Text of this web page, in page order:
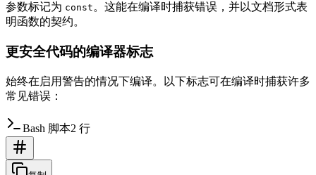
参数标记为 const。这能在编译时捕获错误，并以文档形式表
明函数的契约。
更安全代码的编译器标志
始终在启用警告的情况下编译。以下标志可在编译时捕获许多
常见错误：
Bash 脚本2 行